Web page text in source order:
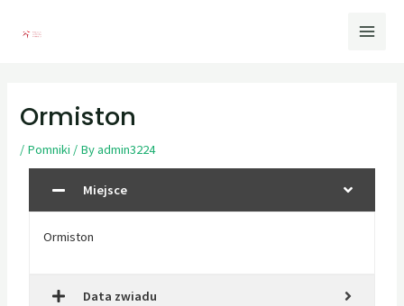
Ormiston
/ Pomniki / Byadmin3224
Miejsce
Ormiston
Data zwiadu